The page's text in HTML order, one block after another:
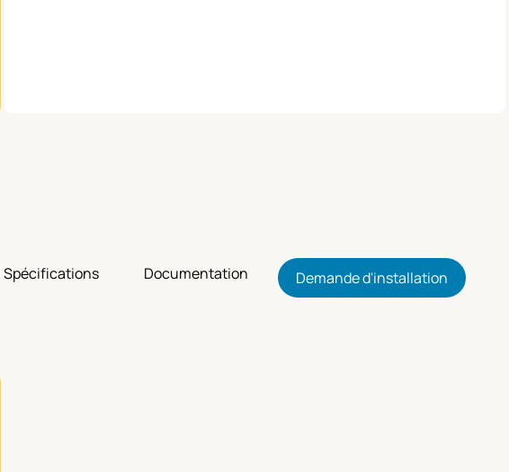
Spécifications Documentation Demande d'installation